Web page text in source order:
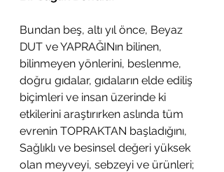
Bundan beş, altı yıl önce, Beyaz
DUT ve YAPRAĞINın bilinen,
bilinmeyen yönlerini, beslenme,
doğru gıdalar, gıdaların elde ediliş
biçimleri ve insan üzerinde ki
etkilerini araştırırken aslında tüm
evrenin TOPRAKTAN başladığını,
Sağlıklı ve besinsel değeri yüksek
olan meyveyi, sebzeyi ve ürünleri;